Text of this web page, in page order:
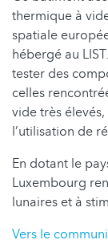
thermique à
spatiale
hébergé au
tester des
celles
vide très
l’utilisation de
En dotant le
Luxembourg
lunaires et à
Vers le